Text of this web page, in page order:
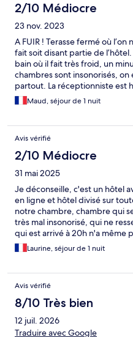
2/10 Médiocre
23 nov. 2023
A FUIR ! Terasse fermé où
fait soit disant partie de
bain où il fait très froid, un
chambres sont insonorisés, on
partout. La réceptionniste est
bon point le lit est confortable
Maud, séjour de 1 nuit
Avis vérifié
2/10 Médiocre
31 mai 2025
Je déconseille, c'est un hôtel
en ligne et hôtel divisé sur
notre chambre, chambre qui
très mal insonorisé, qui ne
qui est arrivé à 20h n'a même
personne ne lui a répondu au
les aider, impossible de
déconseille !!! car personne
Laurine, séjour de 1 nuit
Avis vérifié
8/10 Très bien
12 juil. 2026
Traduire avec Google